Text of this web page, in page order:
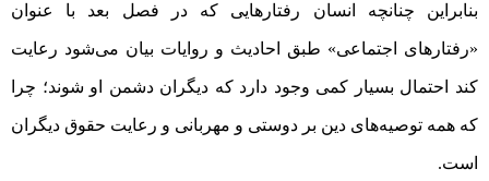
بنابراین چنانچه انسان رفتارهایی که در فصل بعد با عنوان
«رفتارهای اجتماعی» طبق احادیث و روایات بیان می‌شود رعایت
کند احتمال بسیار کمی وجود دارد که دیگران دشمن او شوند؛ چرا
که‌ همه توصیه‌های دین بر دوستی و مهربانی و رعایت حقوق دیگران
است.